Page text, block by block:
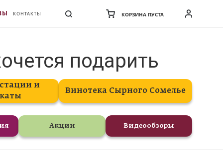
КОНТАКТЫ КОРЗИНА ПУСТА
подарить
и
Винотека Сырного Сомелье
Акции Видеообзоры